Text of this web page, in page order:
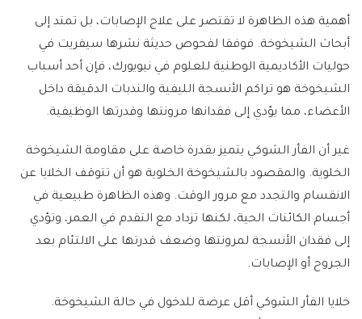
أهمية هذه الظاهرة لا تقتصر على علاج الإصابات، بل تمتد إلى
أبحاث الشيخوخة. فوفقا لفحوص حديثة نشرها سيفريت في
حوليات الأكاديمية الوطنية للعلوم في نيويورك، فإن أحد أسباب
الشيخوخة هو تراكم الأنسجة الليفية والندبات الدقيقة داخل
الأعضاء، مما يؤدي إلى فقدانها مرونتها وقدرتها الوظيفية.
غير أن الفأر الشوكي يتميز بقدرة خاصة على مقاومة الشيخوخة
الخلوية. والمقصود بالشيخوخة الخلوية هو أن تتوقف الخلايا عن
الانقسام والتجدد مع مرور الوقت. وهذه الظاهرة طبيعية في
أجسام الكائنات الحية، لكنها تزداد مع التقدم في العمر، وتؤدي
إلى فقدان الأنسجة لمرونتها وضعف قدرتها على الالتئام بعد
الجروح أو الإصابات.
خلايا الفأر الشوكي أقل عرضة للدخول في حالة الشيخوخة.